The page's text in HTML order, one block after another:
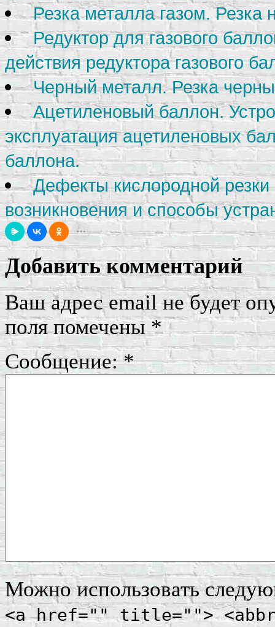
Резка металла газом. Резка
Редуктор для газового
действия редуктора газового
Черный металл. Резка
Ацетиленовый баллон.
эксплуатация ацетиленовых
баллона.
Дефекты кислородной
возникновения и способы
Добавить комментарий
Ваш адрес email не будет
поля помечены*
Сообщение:*
Можно использовать
<a href="" title="">